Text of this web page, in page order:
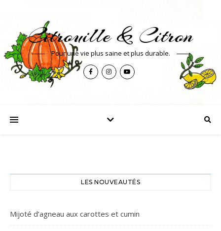
Citrouille & Citron
Pour une vie plus saine et plus durable.
LES NOUVEAUTÉS
Mijoté d’agneau aux carottes et cumin